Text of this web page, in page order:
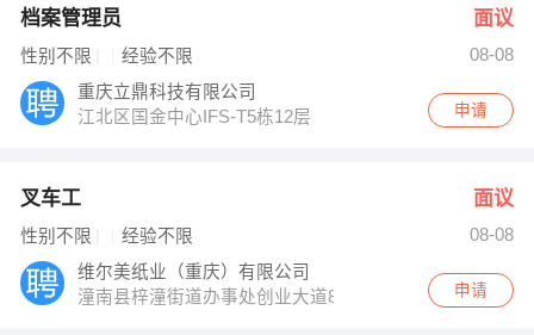
档案管理员 面议
性别不限 经验不限
08-08
重庆立鼎科技有限公司
江北区国金中心IFS-T5栋12层
申请
叉车工 面议
性别不限 经验不限
08-08
维尔美纸业（重庆）有限公司
潼南县梓潼街道办事处创业大道88号（凉风垭工业园南区
申请